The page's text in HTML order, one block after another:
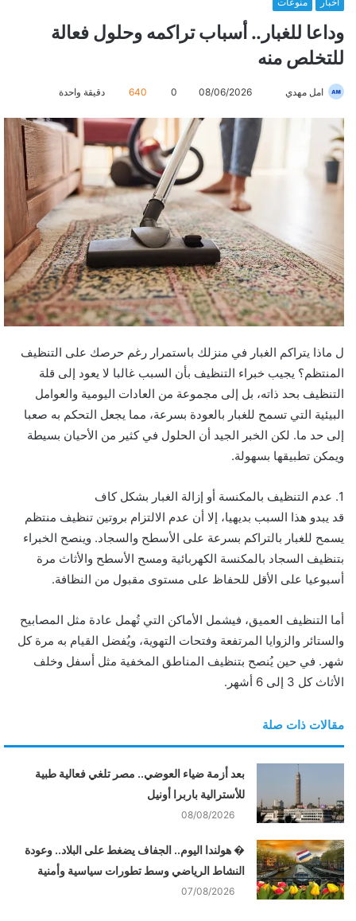
وداعا للغبار.. أسباب تراكمه وحلول فعالة
للتخلص منه
امل مهدي
ا
إ
ل
ك
ت
و
ن
ي
ا
08/06/2026
0
640 دقيقة واحدة
ل ماذا يتراكم الغبار في منزلك باستمرار رغم حرصك على التنظيف
المنتظم؟ يجيب خبراء التنظيف بأن السبب غالبا لا يعود إلى قلة
التنظيف بحد ذاته، بل إلى مجموعة من العادات اليومية والعوامل
البيئية التي تسمح للغبار بالعودة بسرعة، مما يجعل التحكم به صعبا
إلى حد ما. لكن الخبر الجيد أن الحلول في كثير من الأحيان بسيطة
ويمكن تطبيقها بسهولة.
1. عدم التنظيف بالمكنسة أو إزالة الغبار بشكل كاف
قد يبدو هذا السبب بديهيا، إلا أن عدم الالتزام بروتين تنظيف منتظم
يسمح للغبار بالتراكم بسرعة على الأسطح والسجاد. وينصح الخبراء
بتنظيف السجاد بالمكنسة الكهربائية ومسح الأسطح والأثاث مرة
أسبوعيا على الأقل للحفاظ على مستوى مقبول من النظافة.
أما التنظيف العميق، فيشمل الأماكن التي تُهمل عادة مثل المصابيح
والستائر والزوايا المرتفعة وفتحات التهوية، ويُفضل القيام به مرة كل
شهر. في حين يُنصح بتنظيف المناطق المخفية مثل أسفل وخلف
الأثاث كل 3 إلى 6 أشهر.
مقالات ذات صلة
بعد أزمة ضياء العوضي.. مصر تلغي فعالية طبية
للأسترالية باربرا أونيل
08/08/2026
� هولندا اليوم.. الجفاف يضغط على البلاد.. وعودة
النشاط الرياضي وسط تطورات سياسية وأمنية
07/08/2026